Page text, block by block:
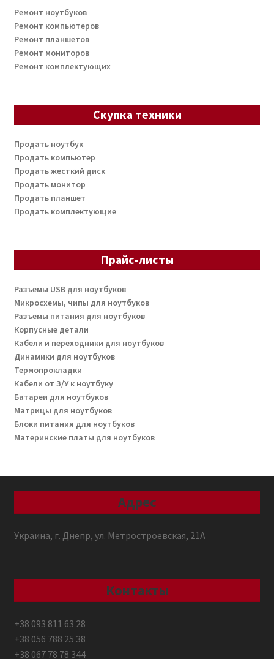
Ремонт ноутбуков
Ремонт компьютеров
Ремонт планшетов
Ремонт мониторов
Ремонт комплектующих
Скупка техники
Продать ноутбук
Продать компьютер
Продать жесткий диск
Продать монитор
Продать планшет
Продать комплектующие
Прайс-листы
Разъемы USB для ноутбуков
Микросхемы, чипы для ноутбуков
Разъемы питания для ноутбуков
Корпусные детали
Кабели и переходники для ноутбуков
Динамики для ноутбуков
Термопрокладки
Кабели от З/У к ноутбуку
Батареи для ноутбуков
Матрицы для ноутбуков
Блоки питания для ноутбуков
Материнские платы для ноутбуков
Адрес
Украина, г. Днепр, ул. Метростроевская, 21А
Контакты
+38 093 811 63 28
+38 056 788 25 38
+38 067 78 78 344